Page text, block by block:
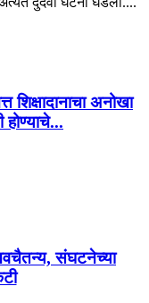
शिक्षादानाचा अनोखा
होण्याचे...
संघटनेच्या